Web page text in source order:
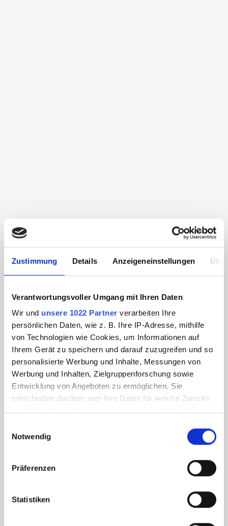
Zustimmung Details Anzeigeneinstellungen
Verantwortungsvoller Umgang mit Ihren Daten
Wir und unsere 1022 Partner verarbeiten Ihre
persönlichen Daten, wie z. B. Ihre IP-Adresse, mithilfe
von Technologien wie Cookies, um Informationen auf
Ihrem Gerät zu speichern und darauf zuzugreifen und so
personalisierte Werbung und Inhalte, Messungen von
Werbung und Inhalten, Zielgruppenforschung sowie
Entwicklung von Angeboten zu ermöglichen. Sie
entscheiden darüber, wer Ihre Daten für welche Zwecke
Trigger Symbol ändern oder widerrufen
Informationen über Ihre geografische Lage
können
bestimmten Merkmalen (Fingerprinting) identifizieren
Notwendig
Präferenzen
Statistiken